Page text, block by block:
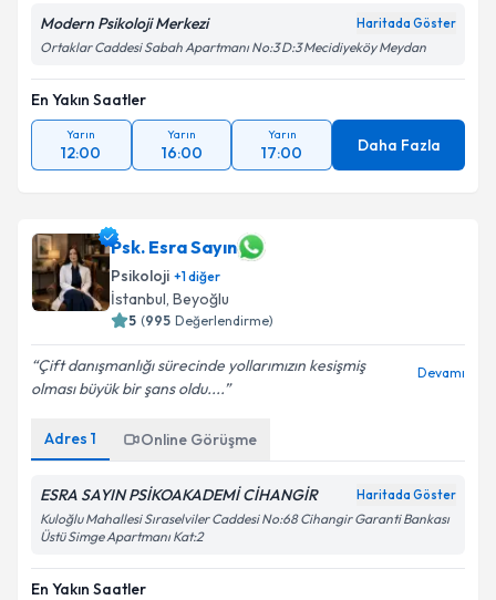
Modern Psikoloji Merkezi Haritada Göster
Ortaklar Caddesi Sabah Apartmanı No:3 D:3 Mecidiyeköy Meydan
En Yakın Saatler
Yarın
12:00
Yarın
16:00
Yarın
17:00 Daha Fazla
Psk. Esra Sayın
Psikoloji +1diğer
İstanbul, Beyoğlu
5 (995 Değerlendirme)
Çift danışmanlığı sürecinde yollarımızın kesişmiş
olması büyük bir şans oldu....
Devamı
Adres 1 Online Görüşme
ESRA SAYIN PSİKOAKADEMİ CİHANGİR Haritada Göster
Kuloğlu Mahallesi Sıraselviler Caddesi No:68 Cihangir Garanti Bankası
Üstü Simge Apartmanı Kat:2
En Yakın Saatler